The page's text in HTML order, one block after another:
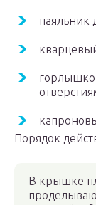
паяльник
горлышко
Порядок
В крышке